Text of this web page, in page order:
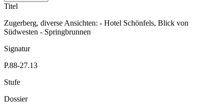
Titel
Zugerberg, diverse Ansichten: - Hotel Schönfels, Blick von
Südwesten - Springbrunnen
Signatur
P.88-27.13
Stufe
Dossier